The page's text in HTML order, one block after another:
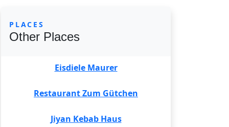
PLACES
Other Places
Eisdiele Maurer
Restaurant Zum Gütchen
Jiyan Kebab Haus